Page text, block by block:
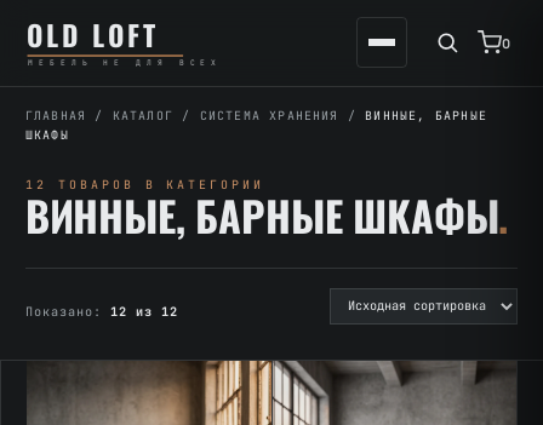
содержимому
содержимому
OLD LOFT
МЕБЕЛЬ НЕ ДЛЯ ВСЕХ
0
ГЛАВНАЯ / КАТАЛОГ / СИСТЕМА ХРАНЕНИЯ / ВИННЫЕ, БАРНЫЕ
ШКАФЫ
12 ТОВАРОВ В КАТЕГОРИИ
ВИННЫЕ, БАРНЫЕ ШКАФЫ.
Показано:12 из 12